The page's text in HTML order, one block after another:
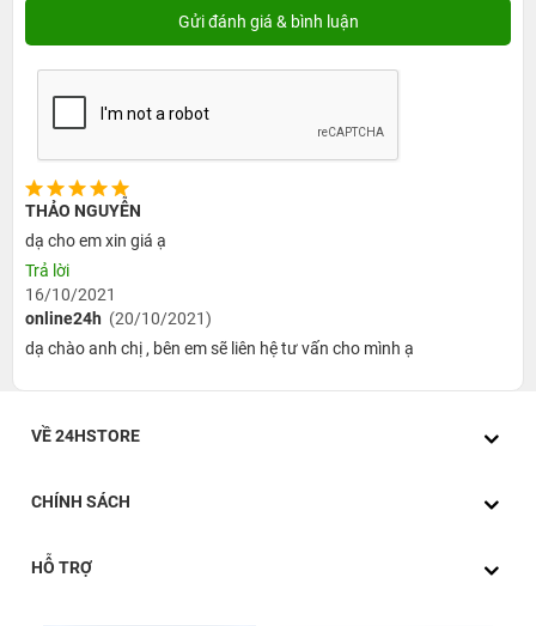
THẢO NGUYỄN
dạ cho em xin giá ạ
Trả lời
16/10/2021
online24h (20/10/2021)
dạ chào anh chị , bên em sẽ liên hệ tư vấn cho mình ạ
VỀ 24HSTORE
CHÍNH SÁCH
HỖ TRỢ